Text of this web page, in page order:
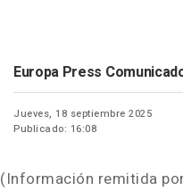
Europa Press
Jueves, 18 septiembre 2025
Publicado: 16:08
(Información remitida